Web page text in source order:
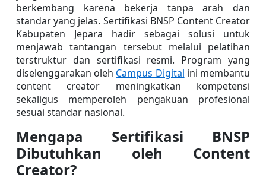
berkembang karena bekerja tanpa arah dan
standar yang jelas. Sertifikasi BNSP Content Creator
Kabupaten Jepara hadir sebagai solusi untuk
menjawab tantangan tersebut melalui pelatihan
terstruktur dan sertifikasi resmi. Program yang
diselenggarakan oleh Campus Digital ini membantu
content creator meningkatkan kompetensi
sekaligus memperoleh pengakuan profesional
sesuai standar nasional.
Mengapa Sertifikasi BNSP
Dibutuhkan oleh Content
Creator?